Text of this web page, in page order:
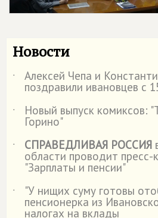
Новости
˙ Алексей Чепа и
поздравили ивановцев с
˙
Новый выпуск комиксов:
Горино"
˙
СПРАВЕДЛИВАЯ РОССИЯ
области проводит
"Зарплаты и пенсии"
˙
"У нищих суму готовы
пенсионерка из
налогах на вклады